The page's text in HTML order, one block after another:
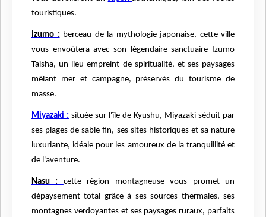
touristiques.
Izumo : berceau de la mythologie japonaise, cette ville
vous envoûtera avec son légendaire sanctuaire Izumo
Taisha, un lieu empreint de spiritualité, et ses paysages
mêlant mer et campagne, préservés du tourisme de
masse.
Miyazaki : située sur l'île de Kyushu, Miyazaki séduit par
ses plages de sable fin, ses sites historiques et sa nature
luxuriante, idéale pour les amoureux de la tranquillité et
de l'aventure.
Nasu :
cette région montagneuse vous promet un
dépaysement total grâce à ses sources thermales, ses
montagnes verdoyantes et ses paysages ruraux, parfaits